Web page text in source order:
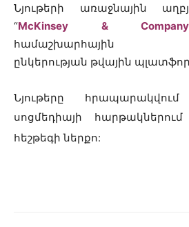
Նյութերի առաջնային
“McKinsey & Company
համաշխարհային
ընկերության թվային
Նյութերը
սոցմեդիայի հարթակներում
հեշթեգի ներքո: